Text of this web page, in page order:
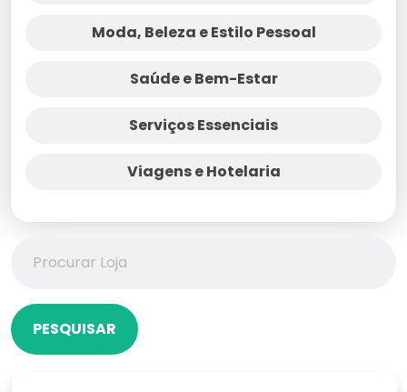
Moda, Beleza e Estilo Pessoal
Saúde e Bem-Estar
Serviços Essenciais
Viagens e Hotelaria
PESQUISAR